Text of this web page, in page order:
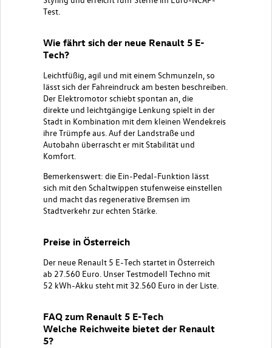
Test.
Wie fährt sich der neue Renault 5 E-
Tech?
Leichtfüßig, agil und mit einem Schmunzeln, so
lässt sich der Fahreindruck am besten beschreiben.
Der Elektromotor schiebt spontan an, die
direkte und leichtgängige Lenkung spielt in der
Stadt in Kombination mit dem kleinen Wendekreis
ihre Trümpfe aus. Auf der Landstraße und
Autobahn überrascht er mit Stabilität und
Komfort.
Bemerkenswert: die Ein-Pedal-Funktion lässt
sich mit den Schaltwippen stufenweise einstellen
und macht das regenerative Bremsen im
Stadtverkehr zur echten Stärke.
Preise in Österreich
Der neue Renault 5 E-Tech startet in Österreich
ab 27.560 Euro. Unser Testmodell Techno mit
52 kWh-Akku steht mit 32.560 Euro in der Liste.
FAQ zum Renault 5 E-Tech
Welche Reichweite bietet der Renault
5?